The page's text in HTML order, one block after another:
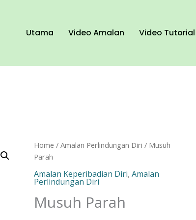
Utama Video Amalan Video Tutorial
Home /Amalan Perlindungan Diri / Musuh
Parah
Amalan Keperibadian Diri,Amalan
Perlindungan Diri
Musuh Parah
Musuh
Parah
quantity